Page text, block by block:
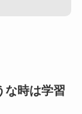
な時は学習